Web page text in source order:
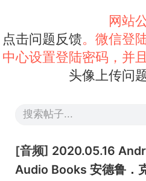
网站
点击问题反馈。微信登
中心设置登陆密码，并
头像上传问
[音频] 2020.05.16
Audio Books 安德鲁．